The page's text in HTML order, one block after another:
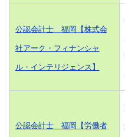
公認会計士 福岡【株式会
社アーク・フィナンシャ
ル・インテリジェンス】
公認会計士 福岡【労働者